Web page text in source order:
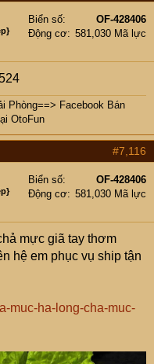
Biển số
OF-428406
Động cơ
581,030 Mã lực
Phòng==> Facebook Bán
OtoFun
#7,116
Biển số
OF-428406
Động cơ
581,030 Mã lực
mực giã tay thơm
hệ em phục vụ ship tận
muc-ha-long-cha-muc-